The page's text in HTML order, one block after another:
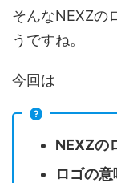
そんなNEXZの
うですね。
今回は
NEXZの
ロゴの意